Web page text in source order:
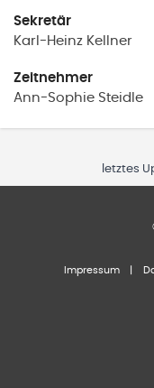
Sekretär
Karl-Heinz Kellner
Zeitnehmer
Ann-Sophie Steidle
letztes
Impressum